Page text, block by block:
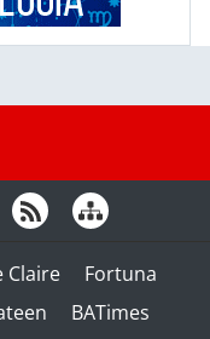
Claire
Fortuna
BATimes